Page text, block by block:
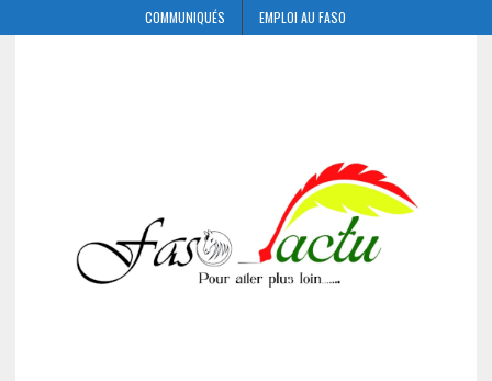
COMMUNIQUÉS EMPLOI AU FASO